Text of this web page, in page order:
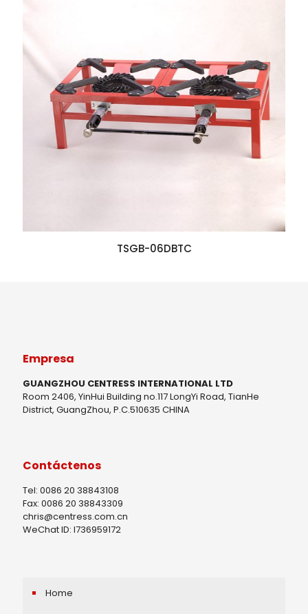
TSGB-06DBTC
Empresa
GUANGZHOU CENTRESS INTERNATIONAL LTD
Room 2406, YinHui Building no.117 LongYi Road, TianHe
District, GuangZhou, P.C.510635 CHINA
Contáctenos
Tel: 0086 20 38843108
Fax: 0086 20 38843309
chris@centress.com.cn
WeChat ID: I736959172
Home